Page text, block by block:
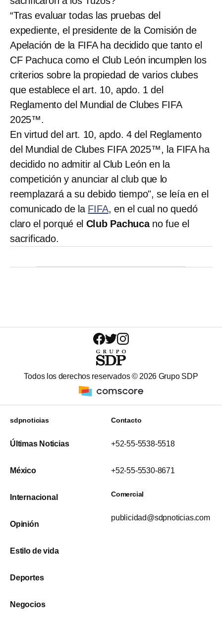
“Tras evaluar todas las pruebas del
expediente, el presidente de la Comisión de
Apelación de la FIFA ha decidido que tanto el
CF Pachuca como el Club León incumplen los
criterios sobre la propiedad de varios clubes
que establece el art. 10, apdo. 1 del
Reglamento del Mundial de Clubes FIFA
2025™.
En virtud del art. 10, apdo. 4 del Reglamento
del Mundial de Clubes FIFA 2025™, la FIFA ha
decidido no admitir al Club León en la
competición y anunciar al club que lo
reemplazará a su debido tiempo", se leía en el
comunicado de la FIFA, en el cual no quedó
claro el porqué el Club Pachucano fue el
sacrificado.
Todos los derechos reservados © 2026 Grupo SDP
sdpnoticias
Últimas Noticias
México
Internacional
Opinión
Estilo de vida
Deportes
Negocios
Contacto
+52-55-5538-5518
+52-55-5530-8671
Comercial
publicidad@sdpnoticias.com